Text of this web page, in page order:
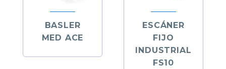
BASLER
MED ACE
ESCÁNER
FIJO
INDUSTRIAL
FS10